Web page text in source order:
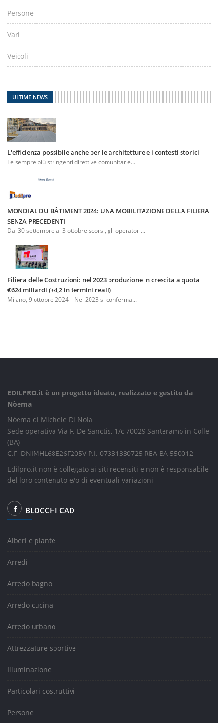
Persone
Vari
Veicoli
ULTIME NEWS
L'efficienza possibile anche per le architetture e i contesti storici
Le sempre più stringenti direttive comunitarie...
MONDIAL DU BÂTIMENT 2024: UNA MOBILITAZIONE DELLA FILIERA
SENZA PRECEDENTI
Dal 30 settembre al 3 ottobre scorsi, gli operatori...
Filiera delle Costruzioni: nel 2023 produzione in crescita a quota
€624 miliardi (+4,2 in termini reali)
Milano, 9 ottobre 2024 – Nel 2023 si conferma...
EDILPRO.it è un progetto ideato, realizzato e gestito da
Nòema
Nòema di Michele Di Noia
Sede operativa Via F. De Sanctis, 1/c 70029 Santeramo in Colle
(BA)
C.F. DNIMHL68E26F205V P.I. 07331330725 REA BA 550012
Edilpro.it non è collegato ai siti recensiti e non è responsabile
del loro contenuto e/o di eventuali variazioni
BLOCCHI CAD
Alberi e piante
Arredi
Arredo bagno
Arredo cucina
Arredo urbano
Attrezzature sportive
Illuminazione
Particolari costruttivi
Persone